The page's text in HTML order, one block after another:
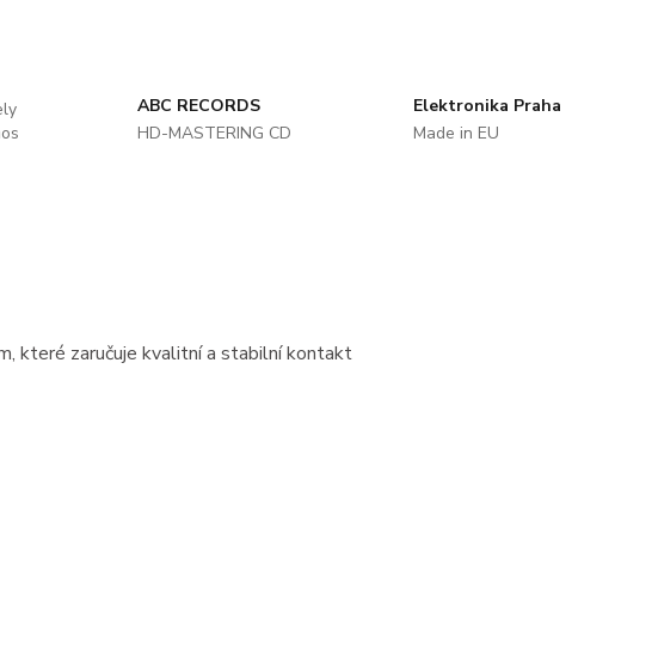
ABC RECORDS
HD-MASTERING CD
Elektronika Praha
Made in EU
které zaručuje kvalitní a stabilní kontakt